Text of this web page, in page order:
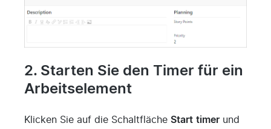
2. Starten Sie den Timer für ein
Arbeitselement
Klicken Sie auf die Schaltfläche Start timer und